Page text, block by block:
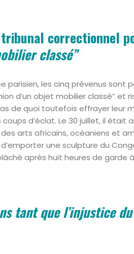
correctionnel
classé”
parisien, les cinq prévenus
d’un objet mobilier classé” et
de quoi toutefois effrayer leur
d’éclat. Le 30 juillet, il était
arts africains, océaniens et
une sculpture du
après huit heures de garde
tant que l’injustice